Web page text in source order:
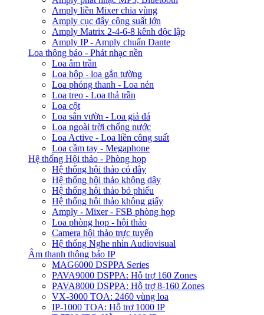
Amply liền Mixer chia vùng
Amply cục đẩy công suất lớn
Amply Matrix 2-4-6-8 kênh độc lập
Amply IP - Amply chuẩn Dante
Loa thông báo - Phát nhạc nền
Loa âm trần
Loa hộp - loa gắn tường
Loa phóng thanh - Loa nén
Loa treo - Loa thả trần
Loa cột
Loa sân vườn - Loa giả đá
Loa ngoài trời chống nước
Loa Active - Loa liền công suất
Loa cầm tay - Megaphone
Hệ thống Hội thảo - Phòng họp
Hệ thống hội thảo có dây
Hệ thống hội thảo không dây
Hệ thống hội thảo bỏ phiếu
Hệ thống hội thảo không giấy
Amply - Mixer - FSB phòng họp
Loa phòng họp - hội thảo
Camera hội thảo trực tuyến
Hệ thống Nghe nhìn Audiovisual
Âm thanh thông báo IP
MAG6000 DSPPA Series
PAVA9000 DSPPA: Hỗ trợ 160 Zones
PAVA8000 DSPPA: Hỗ trợ 8-160 Zones
VX-3000 TOA: 2460 vùng loa
IP-1000 TOA: Hỗ trợ 1000 IP